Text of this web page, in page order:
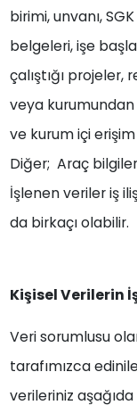
birimi, unvanı,
belgeleri, işe
çalıştığı projeler,
veya
ve kurum içi erişim
Diğer; Araç
İşlenen veriler iş
da birkaçı olabilir.
Kişisel Verilerin
Veri sorumlusu
tarafımızca
verileriniz